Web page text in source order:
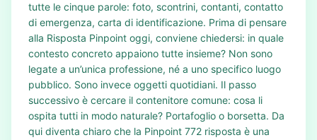
tutte le cinque parole: foto, scontrini, contanti, contatto
di emergenza, carta di identificazione. Prima di pensare
alla Risposta Pinpoint oggi, conviene chiedersi: in quale
contesto concreto appaiono tutte insieme? Non sono
legate a un’unica professione, né a uno specifico luogo
pubblico. Sono invece oggetti quotidiani. Il passo
successivo è cercare il contenitore comune: cosa li
ospita tutti in modo naturale? Portafoglio o borsetta. Da
qui diventa chiaro che la Pinpoint 772 risposta è una